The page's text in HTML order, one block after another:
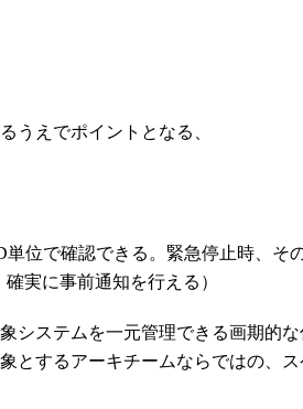
うえでポイントとなる、
位で確認できる。緊急停止時、そ
実に事前通知を行える）
システムを一元管理できる画期的な
とするアーキチームならではの、